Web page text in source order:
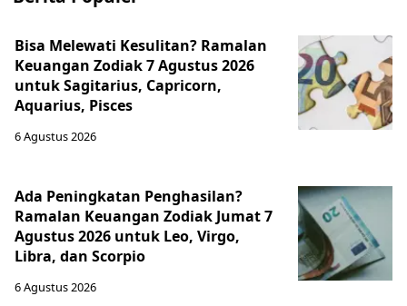
Bisa Melewati Kesulitan? Ramalan
Keuangan Zodiak 7 Agustus 2026
untuk Sagitarius, Capricorn,
Aquarius, Pisces
6 Agustus 2026
Ada Peningkatan Penghasilan?
Ramalan Keuangan Zodiak Jumat 7
Agustus 2026 untuk Leo, Virgo,
Libra, dan Scorpio
6 Agustus 2026